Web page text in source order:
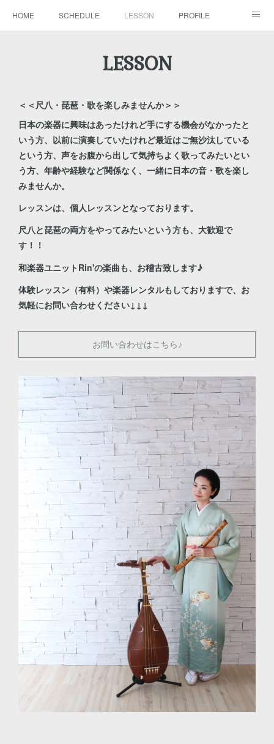
HOME SCHEDULE LESSON PROFILE
LESSON
＜＜尺八・琵琶・歌を楽しみませんか＞＞
日本の楽器に興味はあったけれど手にする機会がなかったと
いう方、以前に演奏していたけれど最近はご無沙汰している
という方、声をお腹から出して気持ちよく歌ってみたいとい
う方、年齢や経験など関係なく、一緒に日本の音・歌を楽し
みませんか。
レッスンは、個人レッスンとなっております。
尺八と琵琶の両方をやってみたいという方も、大歓迎で
す！！
和楽器ユニットRin'の楽曲も、お稽古致します♪
体験レッスン（有料）や楽器レンタルもしておりますで、お
気軽にお問い合わせください↓↓↓
お問い合わせはこちら♪